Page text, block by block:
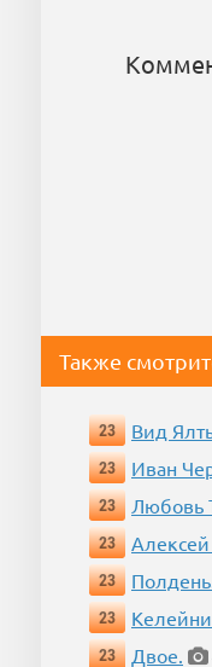
Также
23 Вид
23
Иван
23
Любовь
23
23
23
23
Двое.